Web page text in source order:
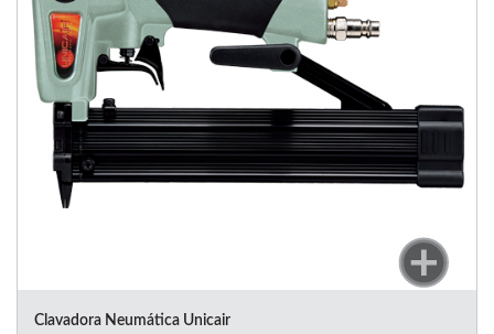
Clavadora Neumática Unicair